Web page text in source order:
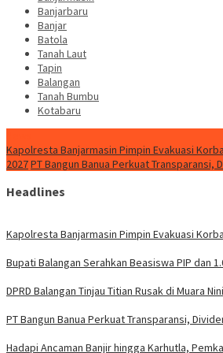
Banjarbaru
Banjar
Batola
Tanah Laut
Tapin
Balangan
Tanah Bumbu
Kotabaru
Kapolresta Banjarmasin Pimpin Evakuasi
2027PT Bangun Banua Perkuat Transparansi,
Headlines
Kapolresta Banjarmasin Pimpin Evakuasi
Bupati Balangan Serahkan Beasiswa PIP dan
DPRD Balangan Tinjau Titian Rusak di Muara
PT Bangun Banua Perkuat Transparansi,
Hadapi Ancaman Banjir hingga Karhutla,